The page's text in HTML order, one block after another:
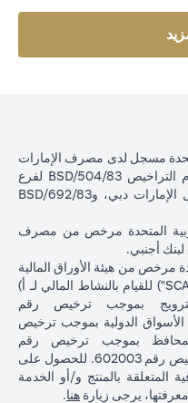
مسجل لدى مصرف الإمارات
العربية المتحدة المركزي بموجب أرقام التراخيص BSD/504/83 لفرع
الوصل دبي، و13/184/2019 لفرع مول الإمارات دبي، وBSD/692/83
المتحدة مرخص من مصرف
لبنك أجنبي.
مرخص من هيئة الأوراق المالية
والسلع في الإمارات العربية المتحدة ("SCA") للقيام بالنشاط المالي لـ أ)
بموجب ترخيص رقم
في الأسواق الدولية بموجب ترخيص
ج) إدارة المحافظ بموجب ترخيص رقم
20200000240 د) الحفظ بموجب ترخيص رقم 602003. للحصول على
المتعلقة بالمنتج و/أو الخدمة
يرجى زيارة هنا.